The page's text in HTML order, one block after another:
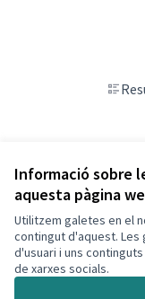
Informació sobre
aquesta pàgina
Utilitzem galetes en el
contingut d'aquest.
d'usuari i uns
de xarxes socials.
Veure totes les
Termes i condicions d'ús
Configuració de les
Decidim Calafell a X
(Enllaç extern)
Decidim Calafell a
DecidimDecidim
(Enllaç